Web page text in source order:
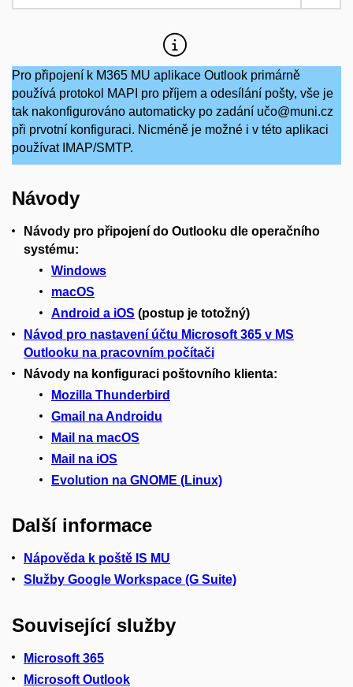
Pro připojení k M365 MU aplikace Outlook primárně
používá protokol MAPI pro příjem a odesílání pošty, vše je
tak nakonfigurováno automaticky po zadání učo@muni.cz
při prvotní konfiguraci. Nicméně je možné i v této aplikaci
používat IMAP/SMTP.
Návody
Návody pro připojení do Outlooku dle operačního
systému:
Windows
macOS
Android a iOS (postup je totožný)
Návod pro nastavení účtu Microsoft 365 v MS
Outlooku na pracovním počítači
Návody na konfiguraci poštovního klienta:
Mozilla Thunderbird
Gmail na Androidu
Mail na macOS
Mail na iOS
Evolution na GNOME (Linux)
Další informace
Nápověda k poště IS MU
Služby Google Workspace (G Suite)
Související služby
Microsoft 365
Microsoft Outlook